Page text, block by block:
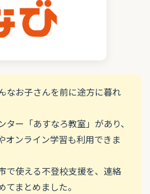
んなお子さんを前に途方に暮れ
ー「あすなろ教室」があり、
オンライン学習も利用できま
で使える不登校支援を、連絡
まとめました。